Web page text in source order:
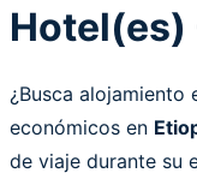
Hotel(es)
¿Busca alojamiento
económicos en
de viaje durante su